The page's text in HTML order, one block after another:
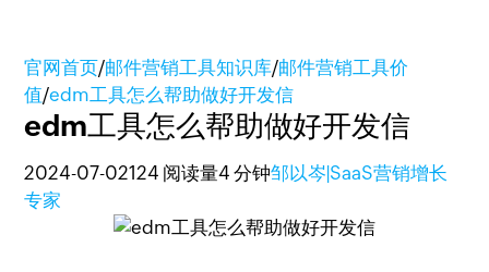
官网首页/邮件营销工具知识库/邮件营销工具价
值/edm工具怎么帮助做好开发信
edm工具怎么帮助做好开发信
2024-07-02124 阅读量4 分钟邹以岑|SaaS营销增长
专家